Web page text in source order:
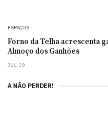
ESPAÇOS
Forno da Telha acrescenta
Almoço dos Ganhões
JUL. 30
A NÃO PERDER!